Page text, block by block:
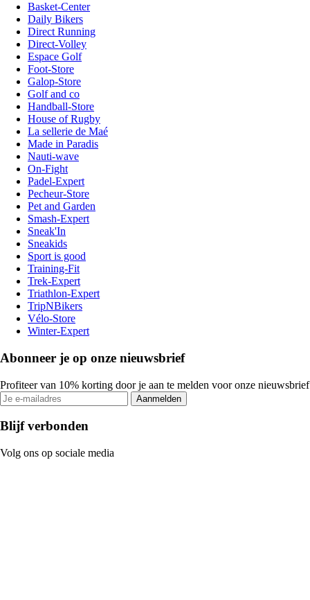
Basket-Center
Daily Bikers
Direct Running
Direct-Volley
Espace Golf
Foot-Store
Galop-Store
Golf and co
Handball-Store
House of Rugby
La sellerie de Maé
Made in Paradis
Nauti-wave
On-Fight
Padel-Expert
Pecheur-Store
Pet and Garden
Smash-Expert
Sneak'In
Sneakids
Sport is good
Training-Fit
Trek-Expert
Triathlon-Expert
TripNBikers
Vélo-Store
Winter-Expert
Abonneer je op onze nieuwsbrief
Profiteer van 10% korting door je aan te melden voor onze nieuwsbrief
Aanmelden
Blijf verbonden
Volg ons op sociale media